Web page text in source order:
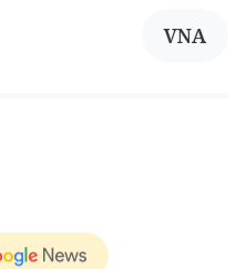
VNA